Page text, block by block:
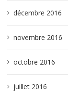
décembre 2016
novembre 2016
octobre 2016
juillet 2016